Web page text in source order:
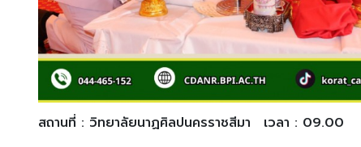
สถานที่ : วิทยาลัยนาฏศิลปนครราชสีมา เวลา : 09.00